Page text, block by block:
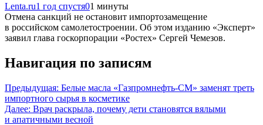
Lenta.ru1 год спустя01 минуты
Отмена санкций не остановит импортозамещение
в российском самолетостроении. Об этом изданию «Эксперт»
заявил глава госкорпорации «Ростех» Сергей Чемезов.
Навигация по записям
Предыдущая: Белые масла «Газпромнефть-СМ» заменят треть
импортного сырья в косметике
Далее: Врач раскрыла, почему дети становятся вялыми
и апатичными весной